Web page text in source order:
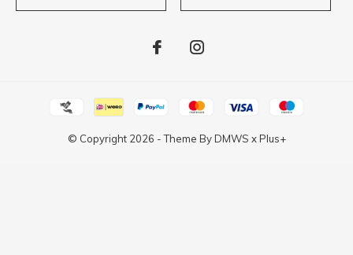
© Copyright 2026 - Theme ByDMWS xPlus+